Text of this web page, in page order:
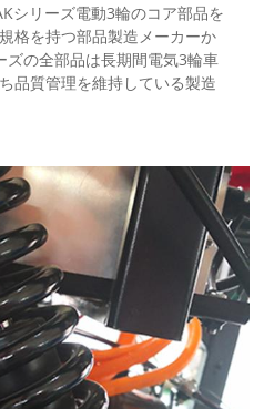
シリーズ電動3輪のコア部品を
格を持つ部品製造メーカーか
ズの全部品は長期間電気3輪車
品質管理を維持している製造